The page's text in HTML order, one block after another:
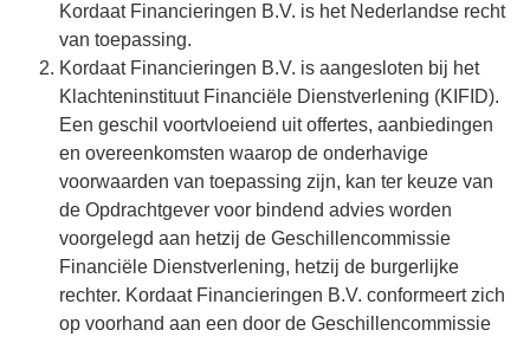
Kordaat Financieringen B.V. is het Nederlandse recht
van toepassing.
Kordaat Financieringen B.V. is aangesloten bij het
Klachteninstituut Financiële Dienstverlening (KIFID).
Een geschil voortvloeiend uit offertes, aanbiedingen
en overeenkomsten waarop de onderhavige
voorwaarden van toepassing zijn, kan ter keuze van
de Opdrachtgever voor bindend advies worden
voorgelegd aan hetzij de Geschillencommissie
Financiële Dienstverlening, hetzij de burgerlijke
rechter. Kordaat Financieringen B.V. conformeert zich
op voorhand aan een door de Geschillencommissie